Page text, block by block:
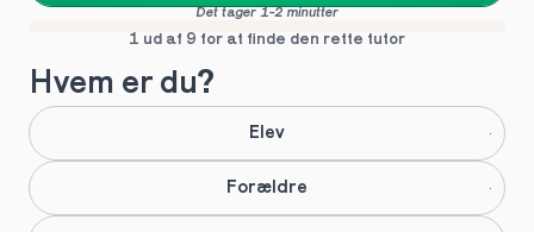
Det tager 1-2 minutter
1 ud af 9 for at finde den rette tutor
Hvem er du?
Elev
Forældre